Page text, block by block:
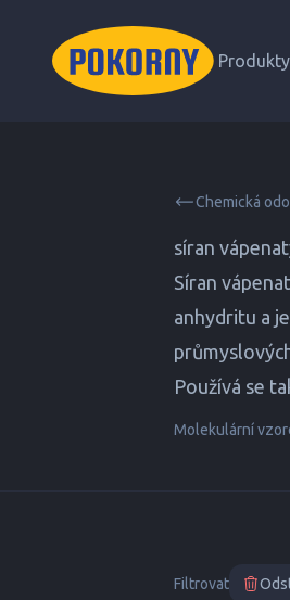
Produkty
Chemická
síran
Síran
anhydritu a
Používá se
Molekulární
Filtrovat